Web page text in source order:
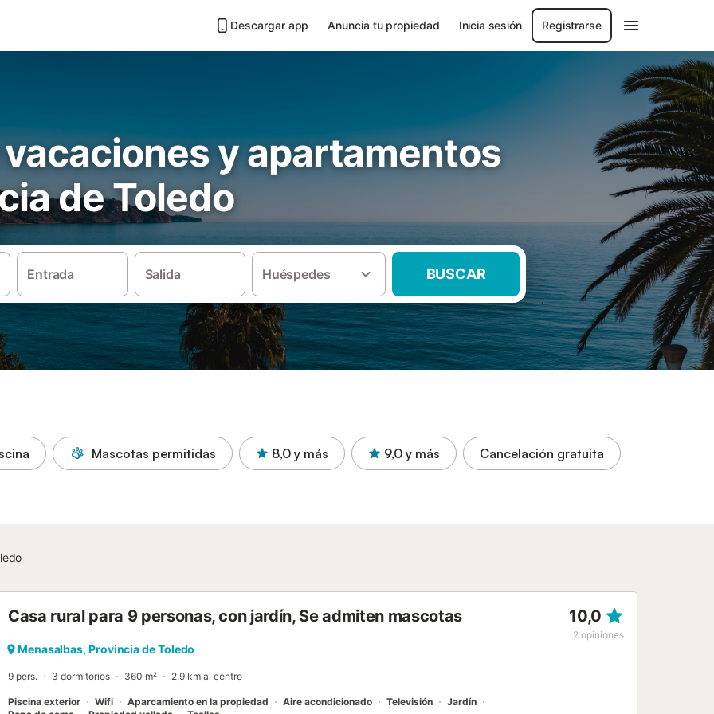
Descargar app Anuncia tu propiedad Inicia sesión Registrarse
y apartamentos
de Toledo
Entrada Salida Huéspedes BUSCAR
Mascotas permitidas 8,0 y más 9,0 y más Cancelación gratuita
Casa rural para 9 personas, con jardín, Se admiten mascotas 10,0
2 opiniones
Menasalbas, Provincia de Toledo
9 pers. 3 dormitorios 360 m² 2,9 km al centro
Piscina exterior Wifi Aparcamiento en la propiedad Aire acondicionado Televisión
Jardín